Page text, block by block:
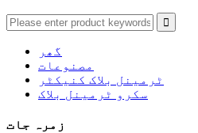
گھر
مصنوعات
ٹرمینل بلاک کنیکٹر
سکرو ٹرمینل بلاک
زمرہ جات